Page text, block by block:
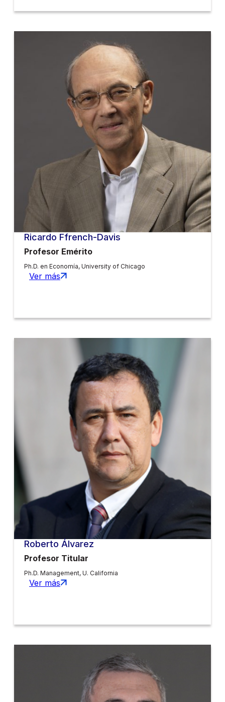
Ricardo Ffrench-Davis
Profesor Emérito
Ph.D. en Economía, University of Chicago
Ver más
Roberto Álvarez
Profesor Titular
Ph.D. Management, U. California
Ver más